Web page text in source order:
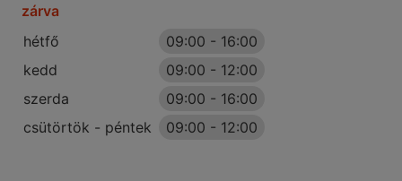
zárva
hétfő
09:00 - 16:00
kedd
09:00 - 12:00
szerda
09:00 - 16:00
csütörtök - péntek
09:00 - 12:00